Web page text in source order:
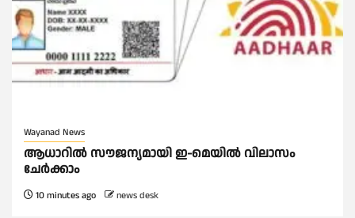
Wayanad News
ആധാറിൽ സൗജന്യമായി ഇ-മെയിൽ വിലാസം
ചേർക്കാം
10 minutes ago news desk